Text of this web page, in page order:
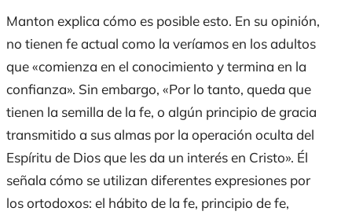
Manton explica cómo es posible esto. En su opinión,
no tienen fe actual como la veríamos en los adultos
que «comienza en el conocimiento y termina en la
confianza». Sin embargo, «Por lo tanto, queda que
tienen la semilla de la fe, o algún principio de gracia
transmitido a sus almas por la operación oculta del
Espíritu de Dios que les da un interés en Cristo». Él
señala cómo se utilizan diferentes expresiones por
los ortodoxos: el hábito de la fe, principio de fe,